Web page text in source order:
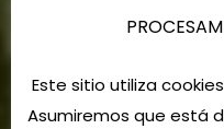
Este sitio utiliza
Asumiremos que está